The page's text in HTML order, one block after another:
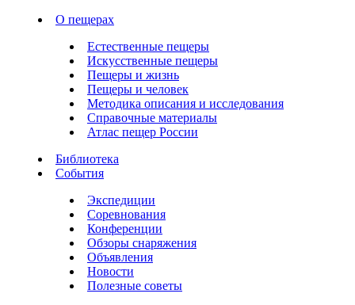
О пещерах
Естественные пещеры
Искусственные пещеры
Пещеры и жизнь
Пещеры и человек
Методика описания и исследования
Справочные материалы
Атлас пещер России
Библиотека
События
Экспедиции
Соревнования
Конференции
Обзоры снаряжения
Объявления
Новости
Полезные советы